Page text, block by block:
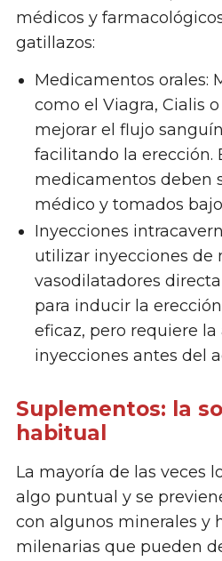
médicos y
gatillazos:
Medicamentos orales:
como el Viagra, Cialis
mejorar el flujo
facilitando la erección.
medicamentos deben
médico y tomados
Inyecciones
utilizar inyecciones de
vasodilatadores
para inducir la
eficaz, pero requiere
inyecciones antes del
Suplementos: la
habitual
La mayoría de las veces
algo puntual y se
con algunos minerales y
milenarias que pueden